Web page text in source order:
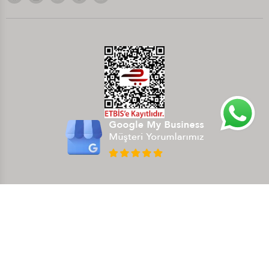
Facebook&#39;de
bul
Instagram&#39;de
bul
LinkedIn&#39;de
bul
Pinterest&#39;de
bul
bul